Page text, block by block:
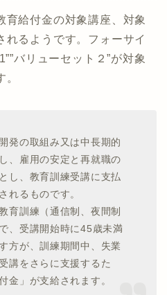
育給付金の対象講座、対象
れるようです。フォーサイ
バリューセット２”が対象
発の取組み又は中長期的
、雇用の安定と再就職の
し、教育訓練受講に支払
れるものです。
育訓練（通信制、夜間制
、受講開始時に45歳未満
方が、訓練期間中、失業
講をさらに支援するた
金」が支給されます。